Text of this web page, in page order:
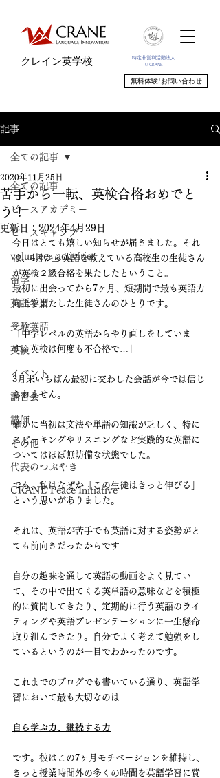
特定非営利活動法人
U-CRANE
クレイン英学校
無料体験/お問い合わせ
記事
全ての記事
ピースアカデミー
ピースキャンプ
volunteer_activities
留学
英語学習
受験英語
英検
イベント
講習会
講師
その他
代表のつぶやき
CRANE Peace Initiative
全ての記事
苦手から一転、英検合格おめでと
う！
2020年11月25日
更新日： 2024年4月29日
今日はとても嬉しい知らせが届きました。それ
は、4月から英語を教えている高校生の生徒さん
が英検２級合格を果たしたということ。
最初に出会ってから7ヶ月、短期間で最も英語力
向上を果たした生徒さんのひとりです。
「中学レベルの英語からやり直しをしていま
す。英検は何度も不合格で…」
3月末いちばん最初に交わした会話が今では信じ
られません。
確かに当初は文法や単語の知識が乏しく、特に
スピーキングやリスニングなど実践的な英語に
ついてはほぼ無防備な状態でした。
でも、私はなぜか「この生徒はきっと伸びる」
という思いがありました。
それは、英語が苦手でも英語に対する姿勢がと
ても前向きだったからです
自分の趣味を通して英語の動画をよく見てい
て、その中で出てくる英単語の意味などを積極
的に質問してきたり、定期的に行う英語のライ
ティングや英語プレゼンテーションに一生懸命
取り組んできたり。自分でよく考えて勉強をし
ているというのが一目でわかったのです。
これまでのブログでも書いている通り、英語学
習において最も大切なのは
自ら学ぶ力、継続する力
です。彼はこの7ヶ月モチベーションを維持し、
きっと授業時間外の多くの時間を英語学習に費